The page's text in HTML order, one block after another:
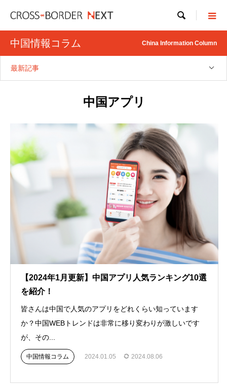

中国情報コラム China Information Column
最新記事
中国アプリ
【2024年1月更新】中国アプリ人気ランキング10選
を紹介！
皆さんは中国で人気のアプリをどれくらい知っています
か？中国WEBトレンドは非常に移り変わりが激しいです
が、その...
中国情報コラム 2024.01.05 2024.08.06